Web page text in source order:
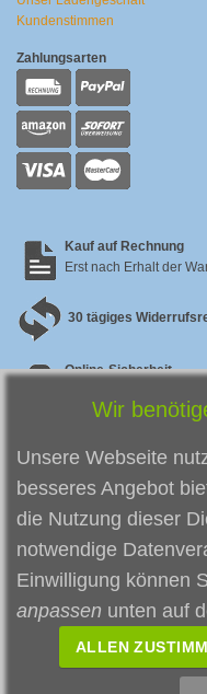
Kundenstimmen
Zahlungsarten
Kauf auf Rechnung
Erst nach Erhalt der
30 tägiges
Online-Sicherheit
So zufrieden
sind
"SEHR GUT"
4.96/ 5
Wir
Unsere Webseite
besseres Angebot
die Nutzung dieser
notwendige
Einwilligung können
anpassen unten auf
ALLEN